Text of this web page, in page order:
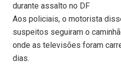
durante assalto no DF
Aos policiais, o motorista
suspeitos seguiram o
onde as televisões foram
dias.